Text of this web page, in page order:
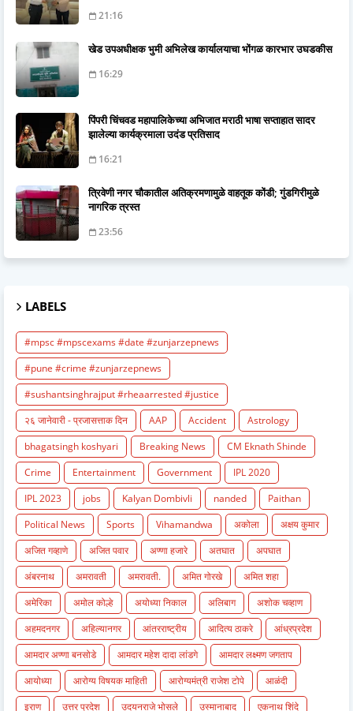
21:16
खेड उपअधीक्षक भुमी अभिलेख कार्यालयाचा भोंगळ कारभार उघडकीस
16:29
पिंपरी चिंचवड महापालिकेच्या अभिजात मराठी भाषा सप्ताहात सादर
झालेल्या कार्यक्रमाला उदंड प्रतिसाद
16:21
त्रिवेणी नगर चौकातील अतिक्रमणामुळे वाहतूक कोंडी; गुंडगिरीमुळे
नागरिक त्रस्त
23:56
LABELS
#mpsc #mpscexams #date #zunjarzepnews
#pune #crime #zunjarzepnews
#sushantsinghrajput #rheaarrested #justice
२६ जानेवारी - प्रजासत्ताक दिन
AAP Accident
Astrology
bhagatsingh koshyari
Breaking News
CM Eknath Shinde
Crime
Entertainment Government
IPL 2020
IPL 2023
jobs Kalyan Dombivli nanded
Paithan
Political News
Sports Vihamandwa अकोला
अक्षय कुमार
अजित गव्हाणे
अजित पवार अण्णा हजारे अतघात
अपघात
अंबरनाथ
अमरावती अमरावती. अमित गोरखे
अमित शहा
अमेरिका
अमोल कोल्हे अयोध्या निकाल अलिबाग
अशोक चव्हाण
अहमदनगर
अहिल्यानगर आंतरराष्ट्रीय आदित्य ठाकरे
आंध्रप्रदेश
आमदार अण्णा बनसोडे
आमदार महेश दादा लांडगे
आमदार लक्ष्मण जगताप
आयोध्या
आरोग्य विषयक माहिती आरोग्यमंत्री राजेश टोपे
आळंदी
इराण
उत्तर प्रदेश उदयनराजे भोसले उस्मानाबाद
एकनाथ शिंदे